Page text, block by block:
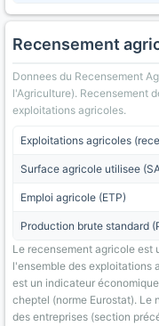
Recensement
Donnees du Recensement
l'Agriculture). Recensement
exploitations agricoles.
Exploitations agricoles
Surface agricole utilisee
Emploi agricole (ETP)
Production brute standard
Le recensement agricole
l'ensemble des exploitations
est un indicateur
cheptel (norme Eurostat). Le
des entreprises (section